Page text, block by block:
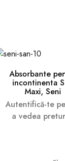
Absorbante
incontinenta
Maxi, Seni
Autentifică-te
a vedea